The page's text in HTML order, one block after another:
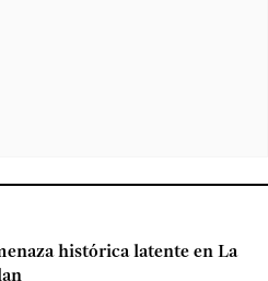
histórica latente en La